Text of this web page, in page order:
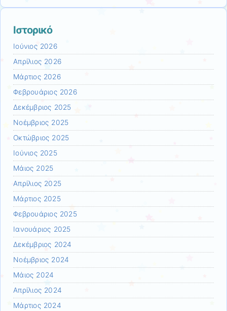
Ιστορικό
Ιούνιος 2026
Απρίλιος 2026
Μάρτιος 2026
Φεβρουάριος 2026
Δεκέμβριος 2025
Νοέμβριος 2025
Οκτώβριος 2025
Ιούνιος 2025
Μάιος 2025
Απρίλιος 2025
Μάρτιος 2025
Φεβρουάριος 2025
Ιανουάριος 2025
Δεκέμβριος 2024
Νοέμβριος 2024
Μάιος 2024
Απρίλιος 2024
Μάρτιος 2024